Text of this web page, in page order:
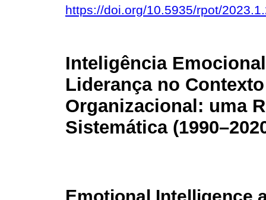
https://doi.org/10.5935/rpot/
Inteligência
Liderança no Contexto
Organizacional: uma
Sistemática